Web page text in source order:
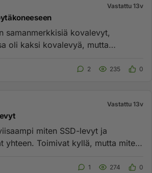
Vastattu 13v
samanmerkkisiä kovalevyt,
oli kaksi kovalevyä, mutta
2 235 0
Vastattu 13v
miten SSD-levyt ja
mutta miten
1 274 0